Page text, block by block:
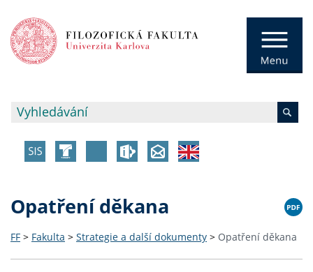
Opatření děkana
FF > Fakulta > Strategie a další dokumenty > Opatření děkana